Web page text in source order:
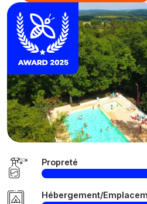
Propreté
Hébergement/